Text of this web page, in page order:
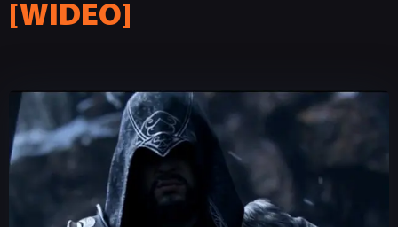
[WIDEO]